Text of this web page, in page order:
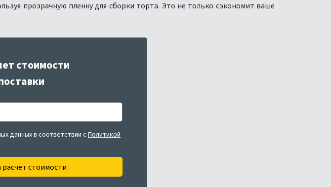
прозрачную пленку для сборки торта. Это не только сэкономит ваше
стоимости
данных в соответствии с Политикой
расчет стоимости